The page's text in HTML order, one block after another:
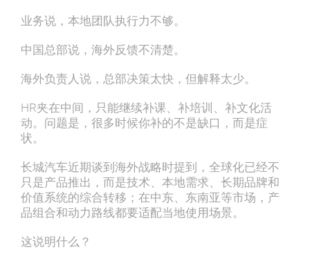
业务说，本地团队执行力不够。
中国总部说，海外反馈不清楚。
海外负责人说，总部决策太快，但解释太少。
HR夹在中间，只能继续补课、补培训、补文化活
动。问题是，很多时候你补的不是缺口，而是症
状。
长城汽车近期谈到海外战略时提到，全球化已经不
只是产品推出，而是技术、本地需求、长期品牌和
价值系统的综合转移；在中东、东南亚等市场，产
品组合和动力路线都要适配当地使用场景。
这说明什么？